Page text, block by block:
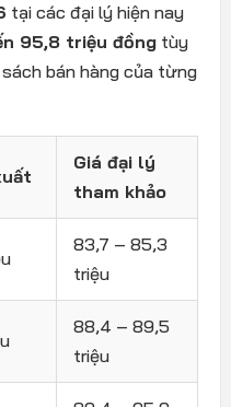
tại các đại lý hiện nay
95,8 triệu đồngtùy
bán hàng của từng
Giá đại lý
tham khảo
83,7 – 85,3
triệu
88,4 – 89,5
triệu